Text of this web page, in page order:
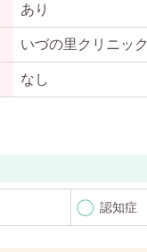
あり
いづの里クリニック
なし
認知症